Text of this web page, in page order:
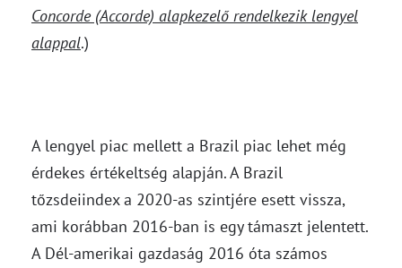
Concorde (Accorde) alapkezelő rendelkezik lengyel
alappal.)
A lengyel piac mellett a Brazil piac lehet még
érdekes értékeltség alapján. A Brazil
tőzsdeiindex a 2020-as szintjére esett vissza,
ami korábban 2016-ban is egy támaszt jelentett.
A Dél-amerikai gazdaság 2016 óta számos